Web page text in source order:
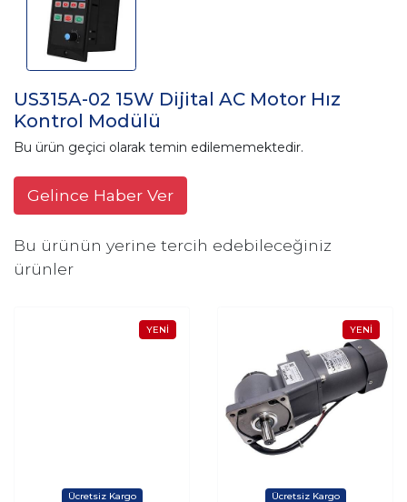
US315A-02 15W Dijital AC Motor Hız
Kontrol Modülü
Bu ürün geçici olarak temin edilememektedir.
Gelince Haber Ver
Bu ürünün yerine tercih edebileceğiniz
ürünler